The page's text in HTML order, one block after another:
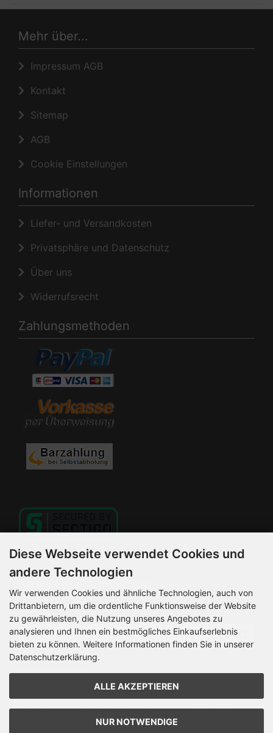
Mehr über...
Impressum AGB
Kontakt
Sitemap
AGB
Cookie Einstellungen
Informationen
Liefer- und Versandkosten
Privatsphäre und Datenschutz
Über uns
Widerrufsrecht
Zahlungsmethoden
Newsletter-Anmeldung
E-Mail-Adresse:
Der Newsletter kann jederzeit hier oder in Ihrem Kundenkonto
HELLEMANN MOTORRADSERVICE © 2026 | Template © 2026
by Karl
Diese Webseite verwendet Cookies und
andere Technologien
Wir verwenden Cookies und ähnliche Technologien, auch von
Drittanbietern, um die ordentliche Funktionsweise der Website
zu gewährleisten, die Nutzung unseres Angebotes zu
analysieren und Ihnen ein bestmögliches Einkaufserlebnis
bieten zu können. Weitere Informationen finden Sie in unserer
Datenschutzerklärung.
ALLE AKZEPTIEREN
NUR NOTWENDIGE